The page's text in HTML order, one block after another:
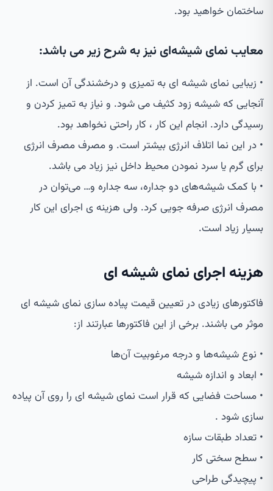
ساختمان خواهید بود.
معایب نمای شیشه‌ای نیز به شرح زیر می باشد:
• زیبایی نمای شیشه ای به تمیزی و درخشندگی آن است. از
آنجایی که شیشه زود کثیف می شود. و نیاز به تمیز کردن و
رسیدگی دارد. انجام این کار ، کار راحتی نخواهد بود.
• در این نما اتلاف انرژی بیشتر است. و مصرف مصرف انرژی
برای گرم یا سرد نمودن محیط داخل نیز زیاد می باشد.
• با کمک شیشه‌های دو جداره، سه جداره و… می‌توان در
مصرف انرژی صرفه جویی کرد. ولی هزینه ی اجرای این کار
بسیار زیاد است.
هزینه اجرای نمای شیشه ای
فاکتورهای زیادی در تعیین قیمت پیاده سازی نمای شیشه ای
موثر می باشند. برخی از این فاکتورها عبارتند از:
• نوع شیشه‌ها و درجه مرغوبیت آن‌ها
• ابعاد و اندازه شیشه
• مساحت فضایی که قرار است نمای شیشه ای را روی آن پیاده
سازی شود .
• تعداد طبقات سازه
• سطح سختی کار
• پیچیدگی طراحی